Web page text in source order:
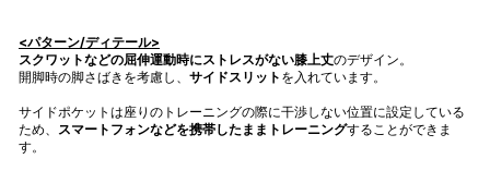
<パターン/ディテール>
スクワットなどの屈伸運動時にストレスがない膝上丈のデザイン。
開脚時の脚さばきを考慮し、 サイドスリット を入れています。
サイドポケットは座りのトレーニングの際に干渉しない位置に設定している
ため、
スマートフォンなどを携帯したままトレーニングすることができま
す。